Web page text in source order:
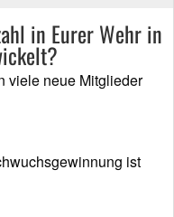
in Eurer Wehr in
viele neue Mitglieder
ist